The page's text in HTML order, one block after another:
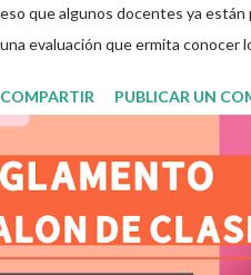
eso que algunos docentes ya están
una evaluación que ermita conocer
para evaluar las diferentes
durante este ciclo escolar,
los aprendizajes claves que sus
alcanzar y de aquellos que aun
finalidad de que elaboramos un plan
atender las necesidades que
COMPARTIR PUBLICAR UN